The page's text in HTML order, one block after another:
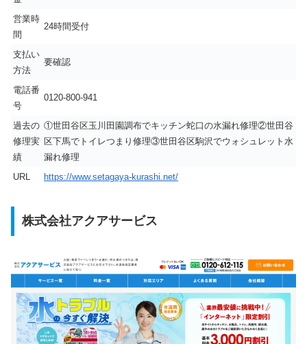
営業時
間
24時間受付
支払い
方法
要確認
電話番
号
0120-800-941
過去の
修理実
績
①世田谷区玉川田園調布でキッチン蛇口の水漏れ修理②世田谷
区下馬でトイレつまり修理③世田谷区駒沢でウォシュレット水
漏れ修理
URL
https://www.setagaya-kurashi.net/
株式会社アクアサービス